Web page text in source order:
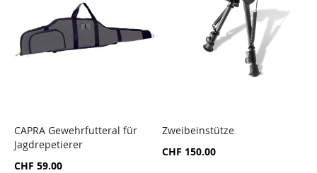
ZUR
VERGLEICHSLISTE
CAPRA Gewehrfutteral für
Jagdrepetierer
CHF 59.00
ZUR
Zweibeinstütze
CHF 150.00